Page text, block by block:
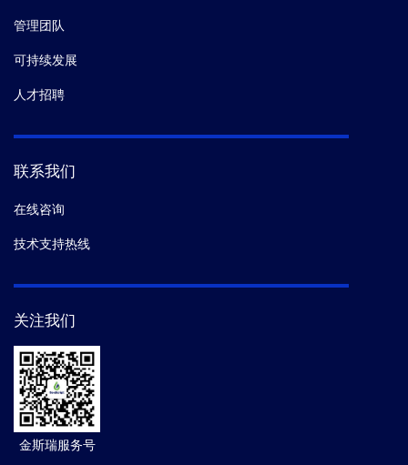
管理团队
可持续发展
人才招聘
联系我们
在线咨询
技术支持热线
关注我们
金斯瑞服务号